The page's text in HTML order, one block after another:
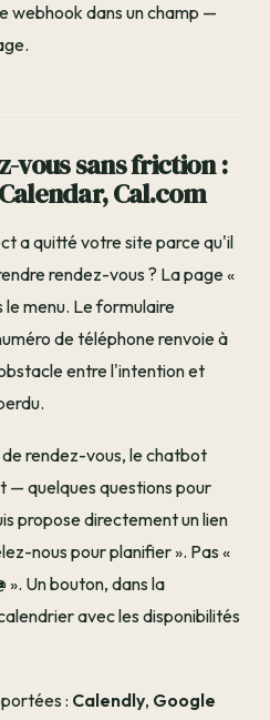
webhook dans un champ —
vous sans friction :
Cal.com
a quitté votre site parce qu'il
rendez-vous ? La page «
menu. Le formulaire
de téléphone renvoie à
entre l'intention et
rendez-vous, le chatbot
— quelques questions pour
propose directement un lien
nous pour planifier ». Pas «
». Un bouton, dans la
avec les disponibilités
: Calendly, Google